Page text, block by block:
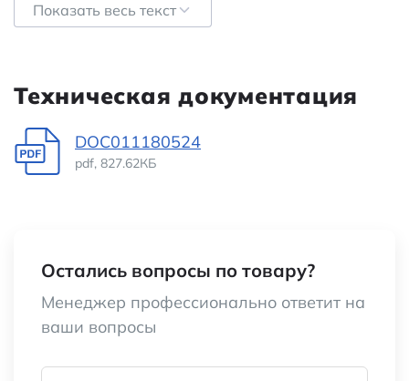
Максимальное напряжение питания
RoHS
Соответствует
Цифровой интерфейс
Допуск
Количество потенциометров Два (Dual)
Показать весь текст
Техническая документация
DOC011180524
pdf, 827.62КБ
Остались вопросы по товару?
Менеджер профессионально ответит на
ваши вопросы